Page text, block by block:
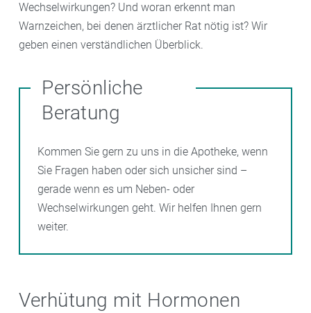
Wechselwirkungen? Und woran erkennt man
Warnzeichen, bei denen ärztlicher Rat nötig ist? Wir
geben einen verständlichen Überblick.
Persönliche
Beratung
Kommen Sie gern zu uns in die Apotheke, wenn
Sie Fragen haben oder sich unsicher sind –
gerade wenn es um Neben- oder
Wechselwirkungen geht. Wir helfen Ihnen gern
weiter.
Verhütung mit Hormonen